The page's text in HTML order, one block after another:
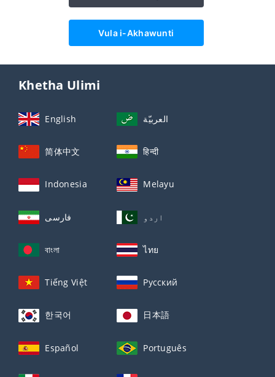
Vula i-Akhawunti
Khetha Ulimi
English العربيّة
简体中文 हिन्दी
Indonesia Melayu
فارسی اردو
বাংলা ไทย
Tiếng Việt Русский
한국어 日本語
Español Português